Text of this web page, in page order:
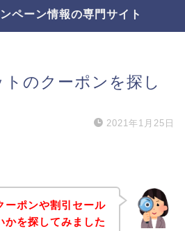
ペーン情報の専門サイト
のクーポンを探し
2021年1月25日
ーポンや割引セール
かを探してみました